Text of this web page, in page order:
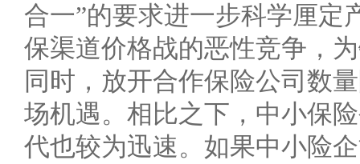
合一”的要求进一步科学厘定
保渠道价格战的恶性竞争，
同时，放开合作保险公司数
场机遇。相比之下，中小保
代也较为迅速。如果中小险